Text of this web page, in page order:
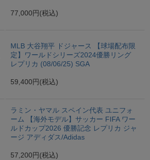
77,000円 (税込)
MLB 大谷翔平 ドジャース 【球場配布限
定】ワールドシリーズ2024優勝リング
レプリカ (08/06/25) SGA
59,400円 (税込)
ラミン・ヤマル スペイン代表 ユニフォ
ーム 【海外モデル】サッカー FIFA ワー
ルドカップ2026 優勝記念 レプリカ ジャ
ージ アディダス/Adidas
57,200円 (税込)